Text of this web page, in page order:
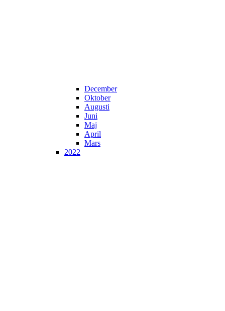
December
Oktober
Augusti
Juni
Maj
April
Mars
2022